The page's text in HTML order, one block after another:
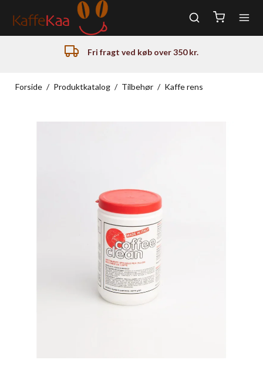
Fri fragt ved køb over 350 kr.
Forside / Produktkatalog / Tilbehør / Kaffe rens